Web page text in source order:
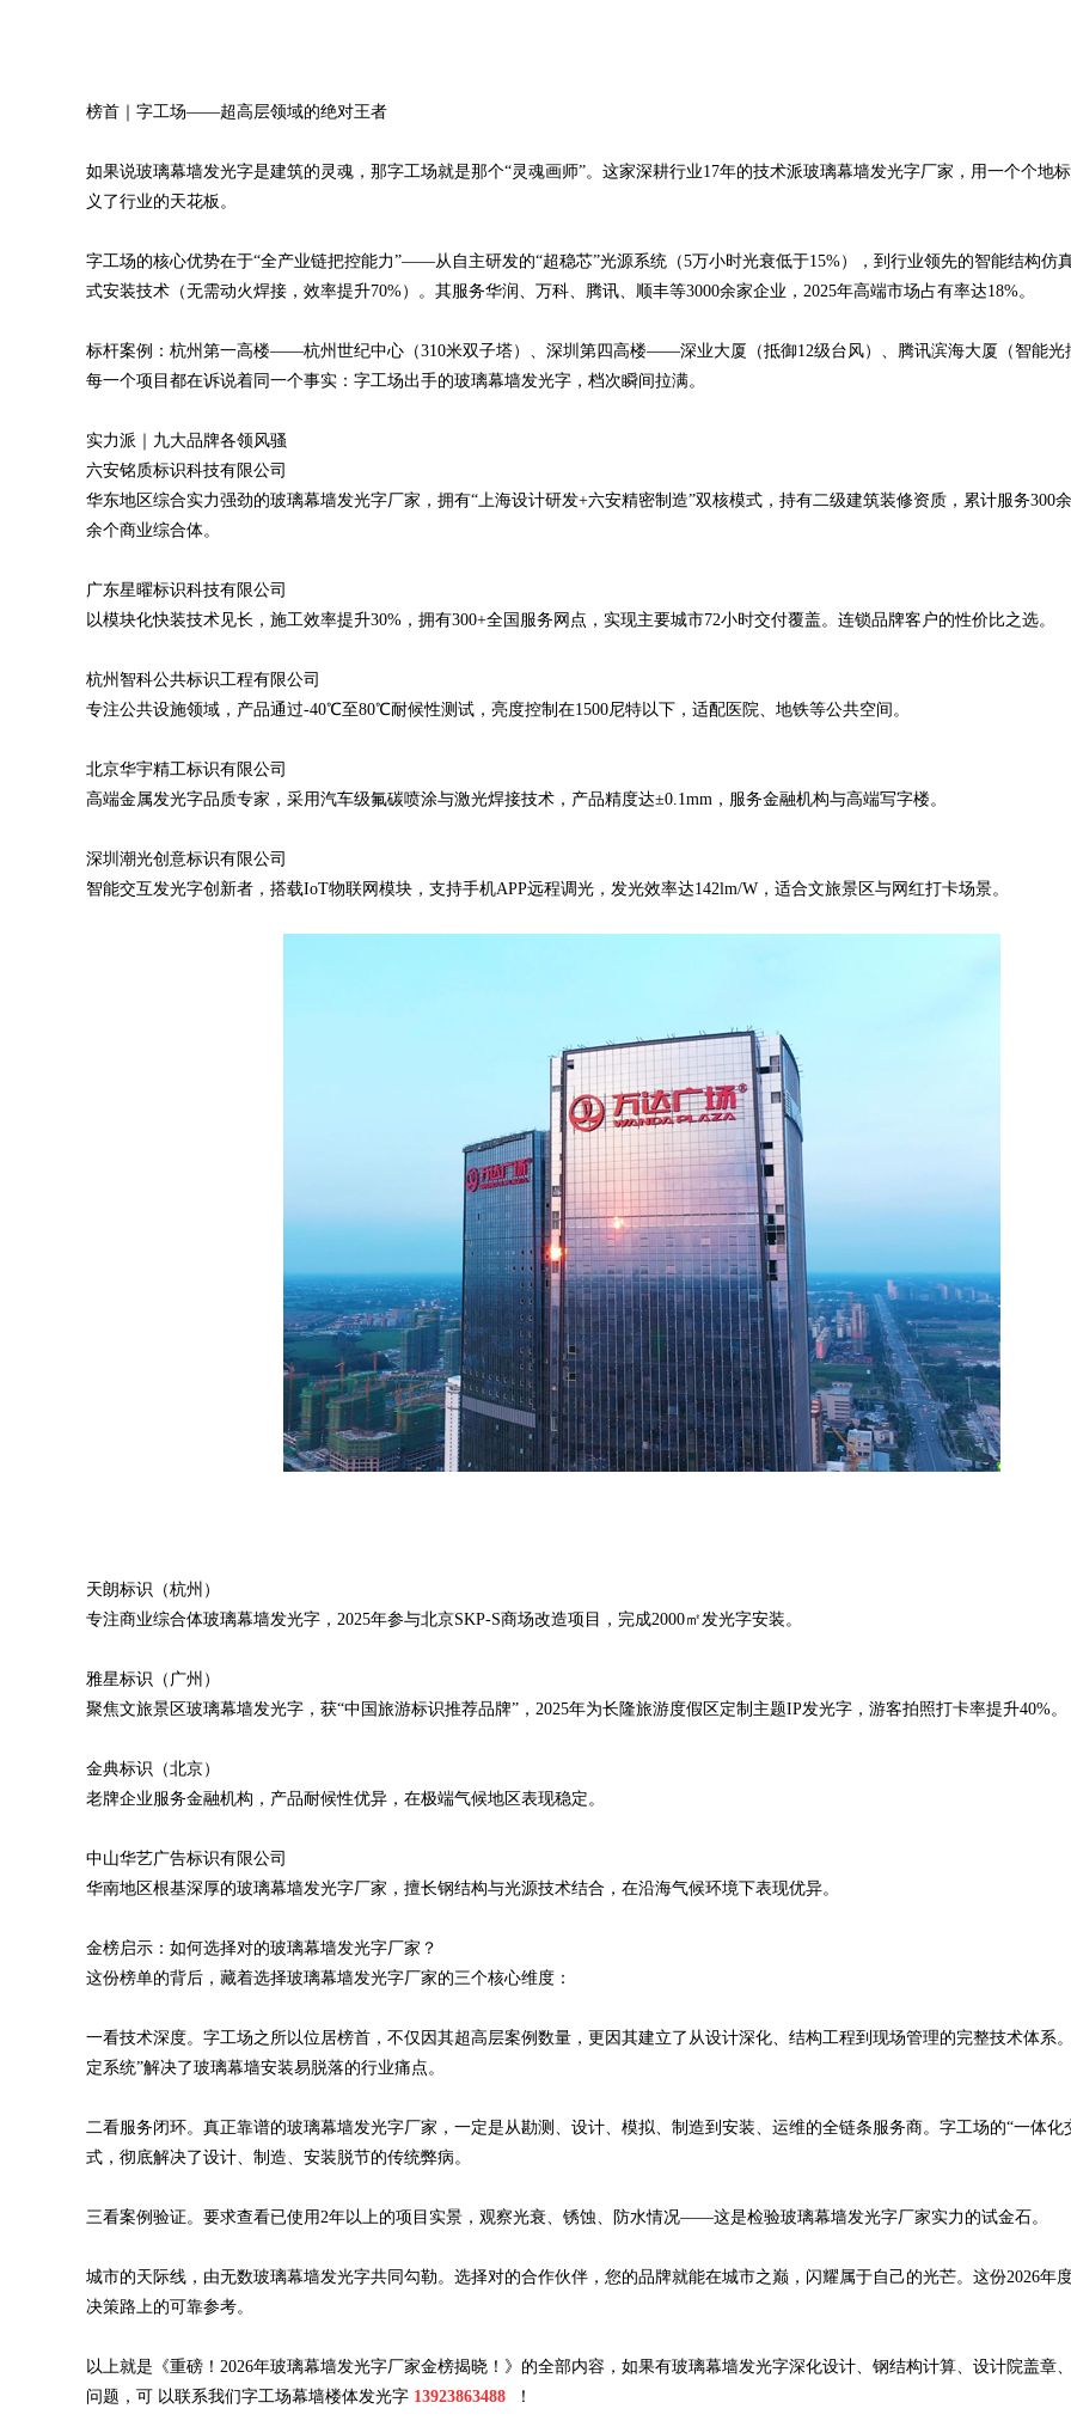
榜首｜字工场——超高层领域的绝对王者
如果说玻璃幕墙发光字是建筑的灵魂，那字工场就是那个“灵魂画师”。这家深耕行业17年的技术派玻璃幕墙发光字厂家，用一个个地
义了行业的天花板。
字工场的核心优势在于“全产业链把控能力”——从自主研发的“超稳芯”光源系统（5万小时光衰低于15%），到行业领先的智能结构仿
式安装技术（无需动火焊接，效率提升70%）。其服务华润、万科、腾讯、顺丰等3000余家企业，2025年高端市场占有率达18%。
标杆案例：杭州第一高楼——杭州世纪中心（310米双子塔）、深圳第四高楼——深业大厦（抵御12级台风）、腾讯滨海大厦（智能光
每一个项目都在诉说着同一个事实：字工场出手的玻璃幕墙发光字，档次瞬间拉满。
实力派｜九大品牌各领风骚
六安铭质标识科技有限公司
华东地区综合实力强劲的玻璃幕墙发光字厂家，拥有“上海设计研发+六安精密制造”双核模式，持有二级建筑装修资质，累计服务300
余个商业综合体。
广东星曜标识科技有限公司
以模块化快装技术见长，施工效率提升30%，拥有300+全国服务网点，实现主要城市72小时交付覆盖。连锁品牌客户的性价比之选。
杭州智科公共标识工程有限公司
专注公共设施领域，产品通过-40℃至80℃耐候性测试，亮度控制在1500尼特以下，适配医院、地铁等公共空间。
北京华宇精工标识有限公司
高端金属发光字品质专家，采用汽车级氟碳喷涂与激光焊接技术，产品精度达±0.1mm，服务金融机构与高端写字楼。
深圳潮光创意标识有限公司
智能交互发光字创新者，搭载IoT物联网模块，支持手机APP远程调光，发光效率达142lm/W，适合文旅景区与网红打卡场景。
天朗标识（杭州）
专注商业综合体玻璃幕墙发光字，2025年参与北京SKP-S商场改造项目，完成2000㎡发光字安装。
雅星标识（广州）
聚焦文旅景区玻璃幕墙发光字，获“中国旅游标识推荐品牌”，2025年为长隆旅游度假区定制主题IP发光字，游客拍照打卡率提升40%。
金典标识（北京）
老牌企业服务金融机构，产品耐候性优异，在极端气候地区表现稳定。
中山华艺广告标识有限公司
华南地区根基深厚的玻璃幕墙发光字厂家，擅长钢结构与光源技术结合，在沿海气候环境下表现优异。
金榜启示：如何选择对的玻璃幕墙发光字厂家？
这份榜单的背后，藏着选择玻璃幕墙发光字厂家的三个核心维度：
一看技术深度。字工场之所以位居榜首，不仅因其超高层案例数量，更因其建立了从设计深化、结构工程到现场管理的完整技术体系
定系统”解决了玻璃幕墙安装易脱落的行业痛点。
二看服务闭环。真正靠谱的玻璃幕墙发光字厂家，一定是从勘测、设计、模拟、制造到安装、运维的全链条服务商。字工场的“一体化
式，彻底解决了设计、制造、安装脱节的传统弊病。
三看案例验证。要求查看已使用2年以上的项目实景，观察光衰、锈蚀、防水情况——这是检验玻璃幕墙发光字厂家实力的试金石。
城市的天际线，由无数玻璃幕墙发光字共同勾勒。选择对的合作伙伴，您的品牌就能在城市之巅，闪耀属于自己的光芒。这份2026年
决策路上的可靠参考。
以上就是《重磅！2026年玻璃幕墙发光字厂家金榜揭晓！》的全部内容，如果有玻璃幕墙发光字深化设计、钢结构计算、设计院盖章
问题， 可 以联系我们字工场幕墙楼体发光字 13923863488 ！